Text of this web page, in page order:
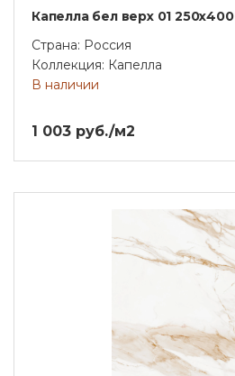
Капелла бел верх 01
Страна: Россия
Коллекция: Капелла
В наличии
1 003 руб./м2